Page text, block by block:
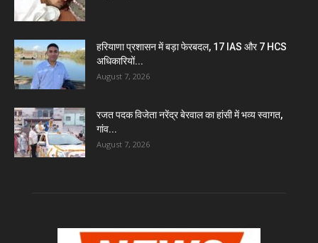
हरियाणा प्रशासन में बड़ा फेरबदल, 17 IAS और 7 HCS
अधिकारियों...
August 7, 2026
रजत पदक विजेता नरेंद्र बेरवाल का हांसी में भव्य स्वागत,
गांव...
August 7, 2026